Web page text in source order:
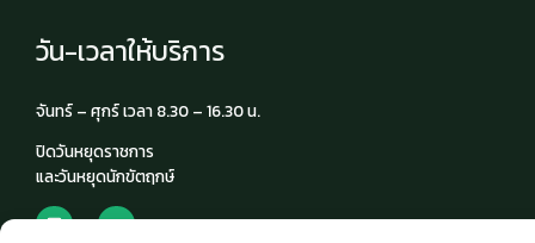
วัน-เวลาให้บริการ
จันทร์ – ศุกร์ เวลา 8.30 – 16.30 น.
ปิดวันหยุดราชการ
และวันหยุดนักขัตฤกษ์